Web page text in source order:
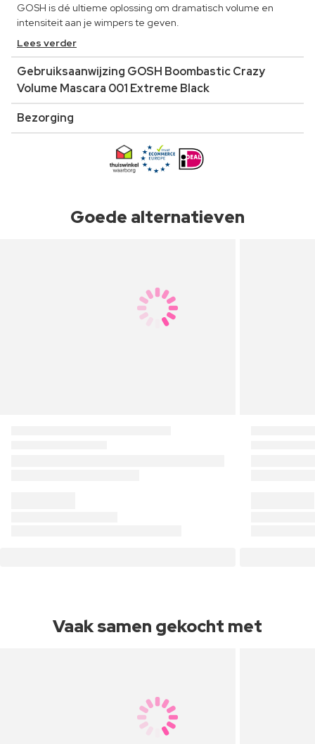
GOSH is dé ultieme oplossing om dramatisch volume en
intensiteit aan je wimpers te geven.
Lees verder
Gebruiksaanwijzing GOSH Boombastic Crazy
Volume Mascara 001 Extreme Black
Bezorging
Goede alternatieven
Vaak samen gekocht met